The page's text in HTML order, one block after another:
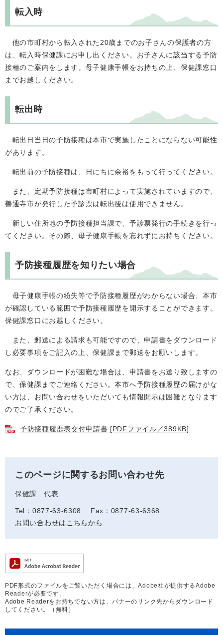
転入時
他の市町村から転入された20歳までのお子さんの保護者の方
は、転入時保健課にお申し出ください。お子さんに該当する予防
接種のご案内をします。母子健康手帳をお持ちの上、保健課窓口
までお越しください。
転出時
転出日当日の予防接種は本市で実施したことにならない可能性
があります。
転出前の予防接種は、日にちに余裕をもって行ってください。
また、定期予防接種は市町村によって実施されていますので、
善通寺市が発行した予診票は転出後は使用できません。
新しい住所地の予防接種担当課で、予診票発行の手続きを行っ
てください。その際、母子健康手帳を忘れずにお持ちください。
予防接種履歴を知りたい場合
母子健康手帳の紛失等で予防接種履歴がわからない場合、本市
が確認している範囲で予防接種履歴を開示することができます。
保健課窓口にお越しください。
また、郵送による請求も可能ですので、申請書をダウンロード
し必要事項をご記入の上、保健課まで郵送をお願いします。
なお、ダウンロードが困難な場合は、申請書をお送り致しますの
で、保健課までご連絡ください。本市へ予防接種履歴の届けがな
い方は、お問い合わせをいただいても情報開示は困難となります
のでご了承ください。
予防接種履歴表交付申請書 [PDFファイル／389KB]
このページに関するお問い合わせ先
保健課 代表
Tel：0877-63-6308
Fax：0877-63-6368
お問い合わせはこちらから
PDF形式のファイルをご覧いただく場合には、Adobe社が提供するAdobe
Readerが必要です。
Adobe Readerをお持ちでない方は、バナーのリンク先からダウンロード
してください。（無料）